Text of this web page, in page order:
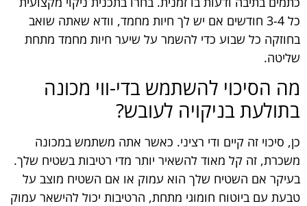
כל 3-4 חודשים אם יש לך חיות מחמד, וודא שאתה שואב
בחוזקה כל שבוע כדי להשמר על שיער חיות מחמד מתחת
שליטה.
מה הסיכוי להשתמש בדי-ווי מכונה
בתולעת בניקויה לעובש?
כן, סיכוי זה קיים ודי רציני. כאשר אתה משתמש במכונה
משכרת, זה קל מאוד להשאיר יותר מדי רטיבות בשטיח שלך.
בעיקר אם השטיח שלך הוא עמוק או אם השטיח מוצב על
טבעת עם ביוטוח חומוגי מתחת, הרטיבות יכול להישאר עמוק